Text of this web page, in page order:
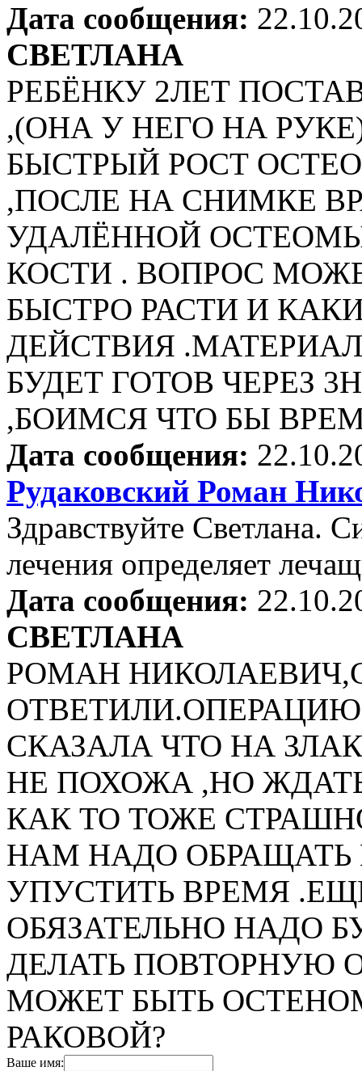
Дата сообщения:
СВЕТЛАНА
РЕБЁНКУ 2ЛЕТ
,(ОНА У НЕГО НА
БЫСТРЫЙ РОСТ
,ПОСЛЕ НА СНИМКЕ
УДАЛЁННОЙ
КОСТИ . ВОПРОС
БЫСТРО РАСТИ И
ДЕЙСТВИЯ
БУДЕТ ГОТОВ ЧЕРЕЗ
,БОИМСЯ ЧТО БЫ
Дата сообщения:
Рудаковский Роман
Здравствуйте Светлана.
лечения определяет
Дата сообщения:
СВЕТЛАНА
РОМАН
ОТВЕТИЛИ.ОПЕРАЦИЮ
СКАЗАЛА ЧТО НА
НЕ ПОХОЖА ,НО
КАК ТО ТОЖЕ
НАМ НАДО
УПУСТИТЬ ВРЕМЯ
ОБЯЗАТЕЛЬНО НАДО
ДЕЛАТЬ ПОВТОРНУЮ
МОЖЕТ БЫТЬ
РАКОВОЙ?
Ваше имя: